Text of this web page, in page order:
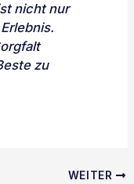
nicht nur
zu
WEITER